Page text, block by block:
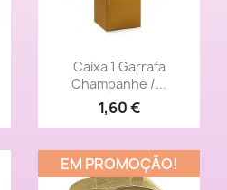
Vista rápida
Caixa 1 Garrafa
Champanhe /...
1,60 €
EM PROMOÇÃO!